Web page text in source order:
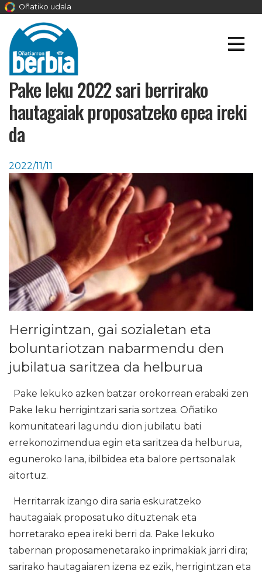
Oñatiko udala
Pake leku 2022 sari berrirako
hautagaiak proposatzeko epea ireki
da
2022/11/11
Herrigintzan, gai sozialetan eta
boluntariotzan nabarmendu den
jubilatua saritzea da helburua
Pake lekuko azken batzar orokorrean erabaki zen
Pake leku herrigintzari saria sortzea. Oñatiko
komunitateari lagundu dion jubilatu bati
errekonozimendua egin eta saritzea da helburua,
eguneroko lana, ibilbidea eta balore pertsonalak
aitortuz.
Herritarrak izango dira saria eskuratzeko
hautagaiak proposatuko dituztenak eta
horretarako epea ireki berri da. Pake lekuko
tabernan proposamenetarako inprimakiak jarri dira;
sarirako hautagaiaren izena ez ezik, herrigintzan eta